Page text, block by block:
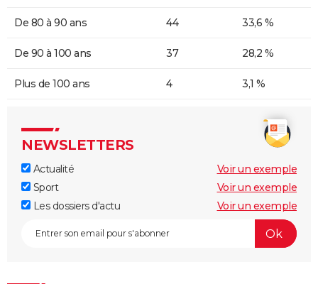
De 80 à 90 ans 44 33,6 %
De 90 à 100 ans 37 28,2 %
Plus de 100 ans 4 3,1 %
NEWSLETTERS
Actualité
Voir un exemple
Sport
Voir un exemple
Les dossiers d'actu
Voir un exemple